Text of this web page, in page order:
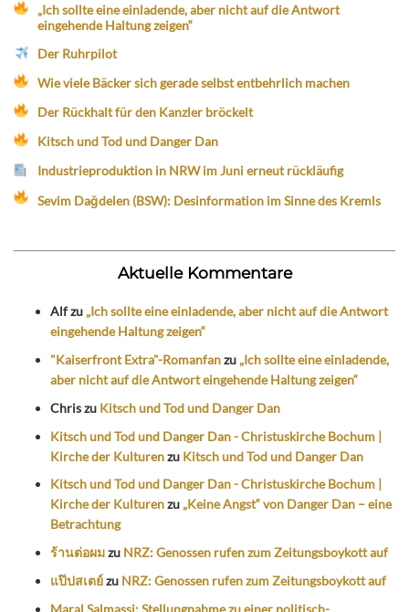
„Ich sollte eine einladende, aber nicht auf die Antwort
eingehende Haltung zeigen“
Der Ruhrpilot
Wie viele Bäcker sich gerade selbst entbehrlich machen
Der Rückhalt für den Kanzler bröckelt
Kitsch und Tod und Danger Dan
Industrieproduktion in NRW im Juni erneut rückläufig
Sevim Dağdelen (BSW): Desinformation im Sinne des Kremls
Aktuelle Kommentare
Alfzu „Ich sollte eine einladende, aber nicht auf die Antwort
eingehende Haltung zeigen“
"Kaiserfront Extra"-Romanfanzu „Ich sollte eine einladende,
aber nicht auf die Antwort eingehende Haltung zeigen“
Chriszu Kitsch und Tod und Danger Dan
Kitsch und Tod und Danger Dan - Christuskirche Bochum |
Kirche der Kulturenzu Kitsch und Tod und Danger Dan
Kitsch und Tod und Danger Dan - Christuskirche Bochum |
Kirche der Kulturenzu „Keine Angst“ von Danger Dan – eine
Betrachtung
ร้านต่อผมzu NRZ: Genossen rufen zum Zeitungsboykott auf
แป๊ปสเตย์zu NRZ: Genossen rufen zum Zeitungsboykott auf
Maral Salmassi: Stellungnahme zu einer politisch-